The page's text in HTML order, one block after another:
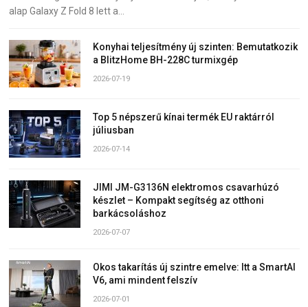
alap Galaxy Z Fold 8 lett a…
Konyhai teljesítmény új szinten: Bemutatkozik
a BlitzHome BH-228C turmixgép
2026-07-19
Top 5 népszerű kínai termék EU raktárról
júliusban
2026-07-14
JIMI JM-G3136N elektromos csavarhúzó
készlet – Kompakt segítség az otthoni
barkácsoláshoz
2026-07-07
Okos takarítás új szintre emelve: Itt a SmartAI
V6, ami mindent felszív
2026-07-01